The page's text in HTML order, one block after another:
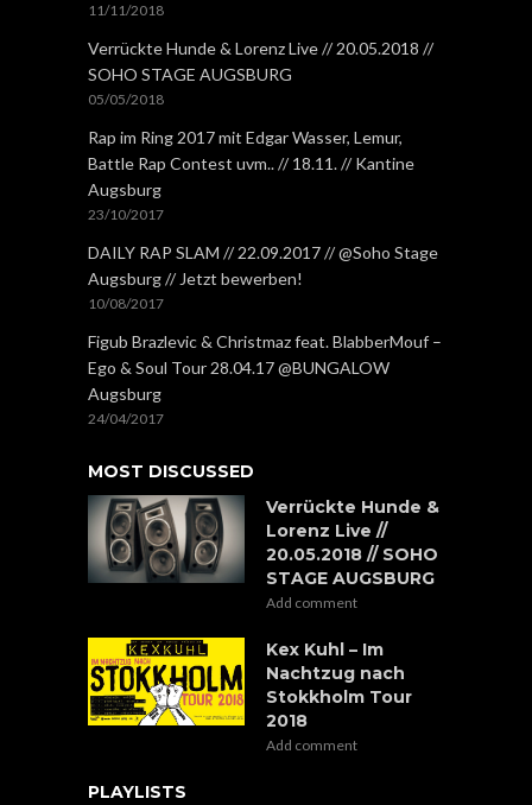
11/11/2018
Verrückte Hunde & Lorenz Live // 20.05.2018 //
SOHO STAGE AUGSBURG
05/05/2018
Rap im Ring 2017 mit Edgar Wasser, Lemur,
Battle Rap Contest uvm.. // 18.11. // Kantine
Augsburg
23/10/2017
DAILY RAP SLAM // 22.09.2017 // @Soho Stage
Augsburg // Jetzt bewerben!
10/08/2017
Figub Brazlevic & Christmaz feat. BlabberMouf –
Ego & Soul Tour 28.04.17 @BUNGALOW
Augsburg
24/04/2017
MOST DISCUSSED
Verrückte Hunde &
Lorenz Live //
20.05.2018 // SOHO
STAGE AUGSBURG
Add comment
Kex Kuhl – Im
Nachtzug nach
Stokkholm Tour
2018
Add comment
PLAYLISTS